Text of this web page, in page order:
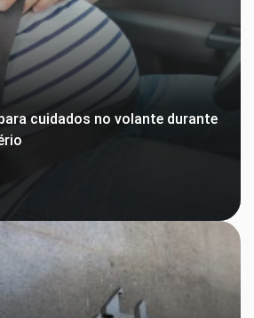
cuidados no volante durante